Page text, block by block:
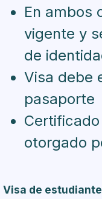
En ambos
vigente y
de
Visa debe
pasaporte
otorgado
Visa de